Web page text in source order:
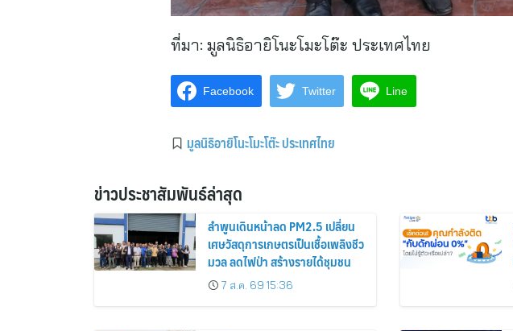
ที่มา: มูลนิธิอายิโนะโมะโต๊ะ ประเทศไทย
Facebook Twitter Line
มูลนิธิอายิโนะโมะโต๊ะ ประเทศไทย
ข่าวประชาสัมพันธ์ล่าสุด
ลำพูนเดินหน้าลด PM2.5 เปลี่ยน
เศษวัสดุการเกษตรเป็นเชื้อเพลิงชีว
มวล ลดไฟป่า สร้างรายได้ชุมชน
7 ส.ค. 69 15:36